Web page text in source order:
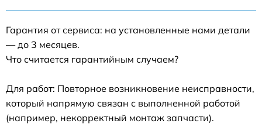
Гарантия от сервиса: на установленные нами детали
— до 3 месяцев.
Что считается гарантийным случаем?
Для работ: Повторное возникновение неисправности,
который напрямую связан с выполненной работой
(например, некорректный монтаж запчасти).